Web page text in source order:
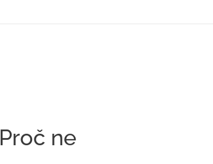
Proč ne